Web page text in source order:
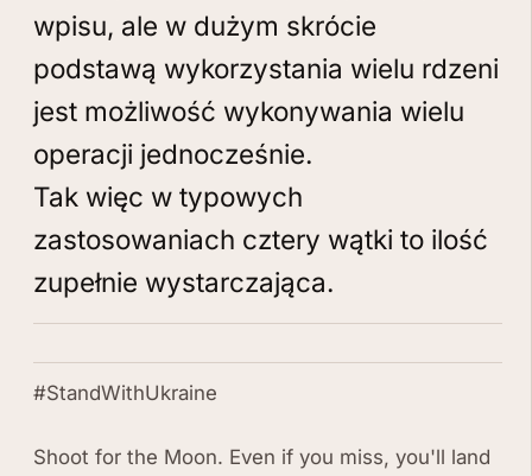
wpisu, ale w dużym skrócie
podstawą wykorzystania wielu rdzeni
jest możliwość wykonywania wielu
operacji jednocześnie.
Tak więc w typowych
zastosowaniach cztery wątki to ilość
zupełnie wystarczająca.
#StandWithUkraine
Shoot for the Moon. Even if you miss, you'll land